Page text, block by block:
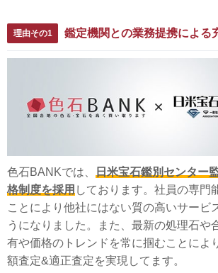
理由その1 鑑定機関との業務提携による
色石BANKでは、
日米宝石鑑別センター
格制度を採用 しております。社員の専門
ことにより他社にはない質の高いサービ
うになりました。また、最新の処理石や
有や価格のトレンドを常に掴むことによ
額査定&適正査定を実現してます。